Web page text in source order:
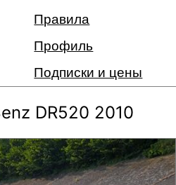
Правила
Профиль
Подписки и цены
DR520 2010